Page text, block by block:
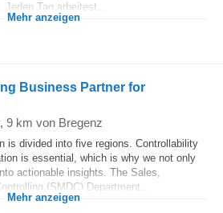
Tag arbeitest...
Mehr anzeigen
Business Partner for
, 9 km von Bregenz
is divided into five regions. Controllability
is essential, which is why we not only
actionable insights. The Sales,
(SMDC) Department...
Mehr anzeigen